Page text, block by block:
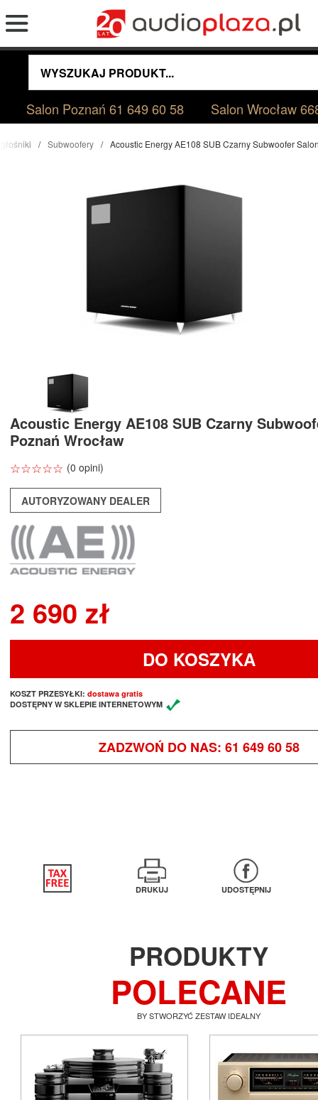
Salon Poznań61 649 60 58 Salon Wrocław
Subwoofery Acoustic Energy AE108 SUB Czarny Subwoofer
Acoustic Energy AE108 SUB Czarny
Poznań Wrocław
☆☆☆☆☆
★★★★★ (0 opini)
AUTORYZOWANY DEALER
2 690 zł
DO KOSZYKA
KOSZT PRZESYŁKI: dostawa gratis
DOSTĘPNY W SKLEPIE INTERNETOWYM
ZADZWOŃ DO NAS: 61 649 60 58
DRUKUJ UDOSTĘPNIJ
PRODUKTY
POLECANE
BY STWORZYĆ ZESTAW IDEALNY